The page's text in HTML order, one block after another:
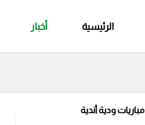
الرئيسية أخبار
مباريات ودية أندية